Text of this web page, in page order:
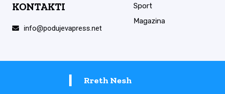
KONTAKTI
info@podujevapress.net
Sport
Magazina
Rreth Nesh